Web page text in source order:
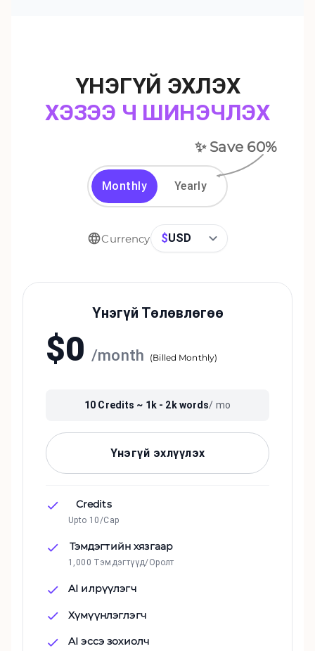
ҮНЭГҮЙ ЭХЛЭХ
ХЭЗЭЭ Ч ШИНЭЧЛЭХ
✨ Save 60%
Monthly Yearly
Currency $USD
Үнэгүй Төлөвлөгөө
$0 /month (Billed Monthly)
10 Credits ~ 1k - 2kwords/ mo
Үнэгүй эхлүүлэх
Credits
Upto 10/Сар
Тэмдэгтийн хязгаар
1,000 Тэмдэгтүүд/Оролт
AI илрүүлэгч
Хүмүүнлэглэгч
AI эссэ зохиолч